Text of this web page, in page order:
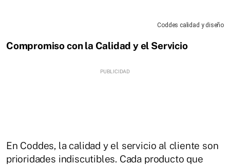
Coddes calidad y diseño
Compromiso con la Calidad y el Servicio
En Coddes, la calidad y el servicio al cliente son
prioridades indiscutibles. Cada producto que